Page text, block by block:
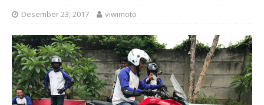
Desember 23, 2017 viwimoto